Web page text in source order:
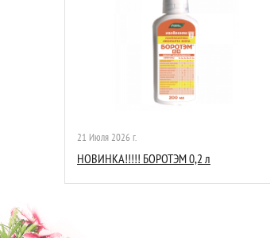
21 Июля 2026 г.
НОВИНКА!!!!! БОРОТЭМ 0,2 л